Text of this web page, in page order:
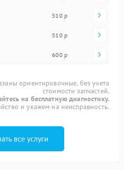
510 р
510 р
600 р
ориентировочные, без учета
стоимости запчастей.
на бесплатную диагностику.
и укажем на неисправность.
все услуги